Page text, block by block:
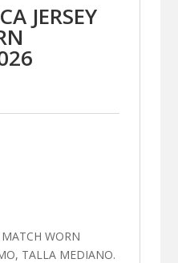
JERSEY
MATCH WORN
TALLA MEDIANO.